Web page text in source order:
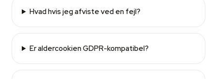
Hvad hvis jeg afviste ved en fejl?
Er aldercookien GDPR-kompatibel?